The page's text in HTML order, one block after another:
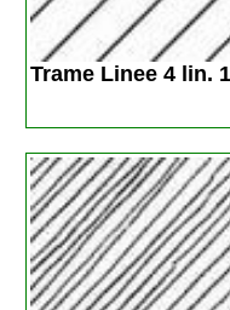
Trame Linee 4 lin.